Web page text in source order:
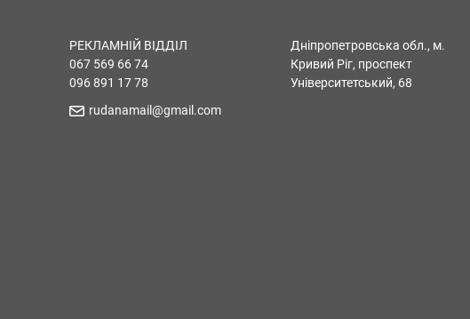
РЕКЛАМНІЙ ВІДДІЛ
067 569 66 74
096 891 17 78
rudanamail@gmail.com
Дніпропетровська обл., м.
Кривий Ріг, проспект
Університетський, 68